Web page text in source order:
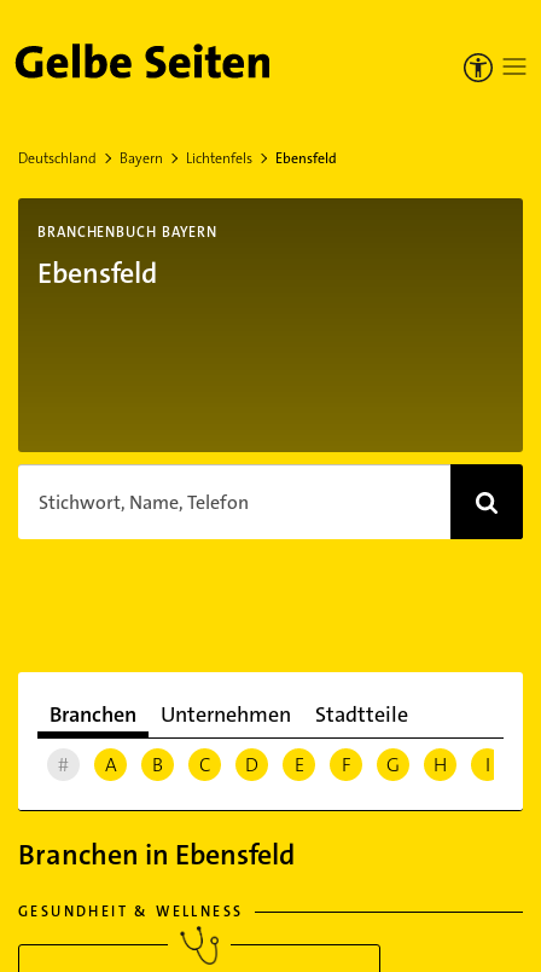
Gelbe Seiten
Deutschland Bayern Lichtenfels Ebensfeld
BRANCHENBUCH BAYERN
Ebensfeld
Stichwort, Name, Telefon
Branchen Unternehmen Stadtteile
# A B C D E F G H I
Branchen in Ebensfeld
GESUNDHEIT & WELLNESS